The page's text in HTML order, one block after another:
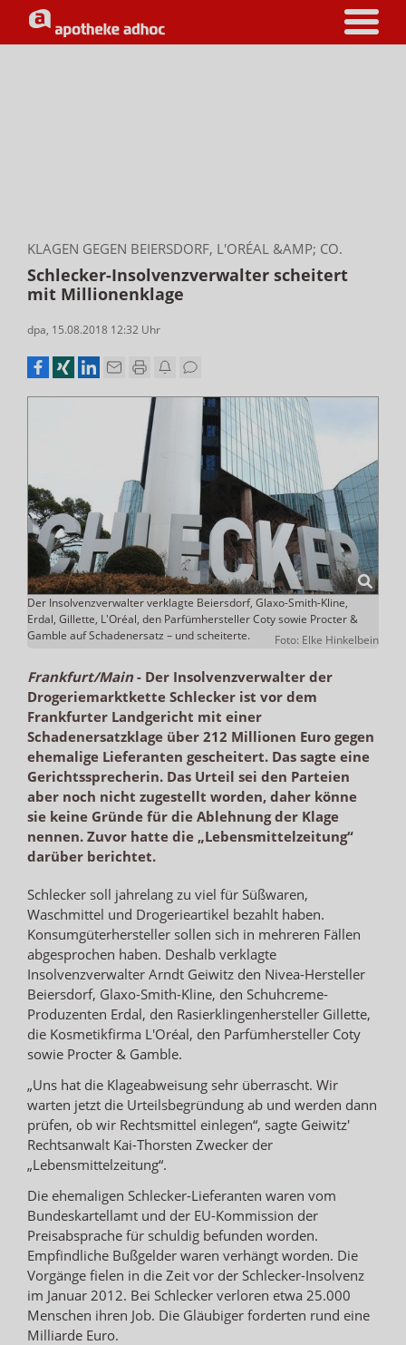
KLAGEN GEGEN BEIERSDORF, L'ORÉAL &AMP; CO.
Schlecker-Insolvenzverwalter scheitert
mit Millionenklage
dpa, 15.08.2018 12:32 Uhr
Der Insolvenzverwalter verklagte Beiersdorf, Glaxo-Smith-Kline,
Erdal, Gillette, L'Oréal, den Parfümhersteller Coty sowie Procter &
Gamble auf Schadenersatz – und scheiterte.
Foto: Elke Hinkelbein
Frankfurt/Main- Der Insolvenzverwalter der
Drogeriemarktkette Schlecker ist vor dem
Frankfurter Landgericht mit einer
Schadenersatzklage über 212 Millionen Euro gegen
ehemalige Lieferanten gescheitert. Das sagte eine
Gerichtssprecherin. Das Urteil sei den Parteien
aber noch nicht zugestellt worden, daher könne
sie keine Gründe für die Ablehnung der Klage
nennen. Zuvor hatte die „Lebensmittelzeitung“
darüber berichtet.
Schlecker soll jahrelang zu viel für Süßwaren,
Waschmittel und Drogerieartikel bezahlt haben.
Konsumgüterhersteller sollen sich in mehreren Fällen
abgesprochen haben. Deshalb verklagte
Insolvenzverwalter Arndt Geiwitz den Nivea-Hersteller
Beiersdorf, Glaxo-Smith-Kline, den Schuhcreme-
Produzenten Erdal, den Rasierklingenhersteller Gillette,
die Kosmetikfirma L'Oréal, den Parfümhersteller Coty
sowie Procter & Gamble.
„Uns hat die Klageabweisung sehr überrascht. Wir
warten jetzt die Urteilsbegründung ab und werden dann
prüfen, ob wir Rechtsmittel einlegen“, sagte Geiwitz'
Rechtsanwalt Kai-Thorsten Zwecker der
„Lebensmittelzeitung“.
Die ehemaligen Schlecker-Lieferanten waren vom
Bundeskartellamt und der EU-Kommission der
Preisabsprache für schuldig befunden worden.
Empfindliche Bußgelder waren verhängt worden. Die
Vorgänge fielen in die Zeit vor der Schlecker-Insolvenz
im Januar 2012. Bei Schlecker verloren etwa 25.000
Menschen ihren Job. Die Gläubiger forderten rund eine
Milliarde Euro.